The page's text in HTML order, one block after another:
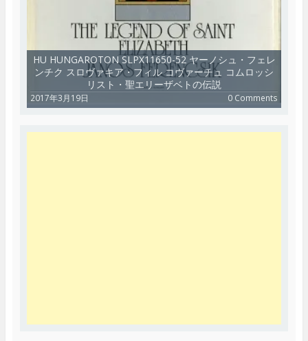
HU HUNGAROTON SLPX11650-52 ヤーノシュ・フェレ
ンチク スロヴァキア・フィル コヴァーチュ コムロッシ
リスト・聖エリーザベトの伝説
2017年3月19日 0 Comments